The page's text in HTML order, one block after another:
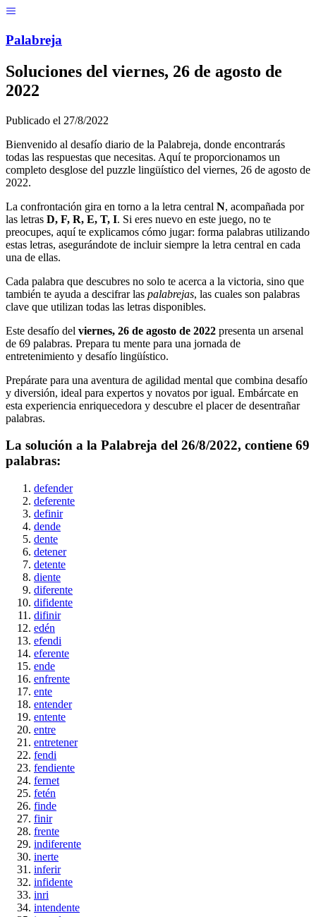
Palabreja
Soluciones del viernes, 26 de agosto de
2022
Publicado el 27/8/2022
Bienvenido al desafío diario de la Palabreja, donde encontrarás
todas las respuestas que necesitas. Aquí te proporcionamos un
completo desglose del puzzle lingüístico del viernes, 26 de agosto de
2022.
La confrontación gira en torno a la letra central N, acompañada por
las letras D, F, R, E, T, I. Si eres nuevo en este juego, no te
preocupes, aquí te explicamos cómo jugar: forma palabras utilizando
estas letras, asegurándote de incluir siempre la letra central en cada
una de ellas.
Cada palabra que descubres no solo te acerca a la victoria, sino que
también te ayuda a descifrar las palabrejas, las cuales son palabras
clave que utilizan todas las letras disponibles.
Este desafío del viernes, 26 de agosto de 2022 presenta un arsenal
de 69 palabras. Prepara tu mente para una jornada de
entretenimiento y desafío lingüístico.
Prepárate para una aventura de agilidad mental que combina desafío
y diversión, ideal para expertos y novatos por igual. Embárcate en
esta experiencia enriquecedora y descubre el placer de desentrañar
palabras.
La solución a la Palabreja del 26/8/2022, contiene 69
palabras:
defender
deferente
definir
dende
dente
detener
detente
diente
diferente
difidente
difinir
edén
efendi
eferente
ende
enfrente
ente
entender
entente
entre
entretener
fendi
fendiente
fernet
fetén
finde
finir
frente
indiferente
inerte
inferir
infidente
inri
intendente